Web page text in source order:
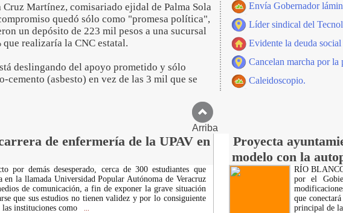
Martínez, comisariado ejidal de Palma Sola
quedó sólo como "promesa política",
un depósito de 223 mil pesos a una sucursal
realizaría la CNC estatal.
deslingando del apoyo prometido y sólo
(asbesto) en vez de las 3 mil que se
Envía Gobernador
Líder sindical del
Evidente la deuda
Cancelan marcha por la
Caleidoscopio.
Arriba
de enfermería de la UPAV en
Proyecta
modelo con la
por demás desesperado, cerca de 300 estudiantes que
en la llamada Universidad Popular Autónoma de Veracruz
de comunicación, a fin de exponer la grave situación
que sus estudios no tienen validez y por lo consiguiente
las instituciones como
RÍO
por el
que
principal de la